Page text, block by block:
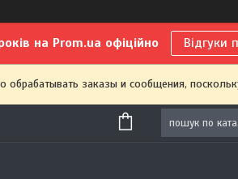
на Prom.ua офіційно Відгуки
обрабатывать заказы и сообщения,